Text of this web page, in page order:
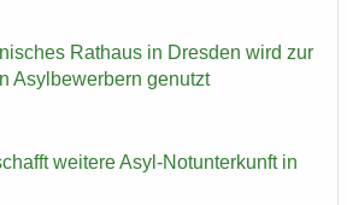
Rat­haus in Dres­den wird zur
Asyl­be­wer­bern ge­nutzt
wei­te­re Asyl-​Notunterkunft in